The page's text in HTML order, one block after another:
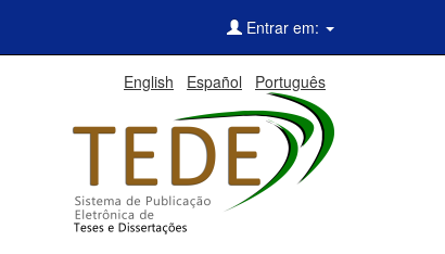
Entrar em:
English Español Português